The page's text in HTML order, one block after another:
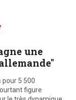
une
pour 5 500
figure